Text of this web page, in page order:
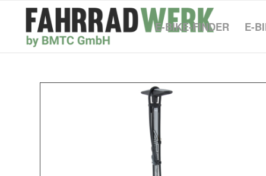
E-BIKE-FINDER E-